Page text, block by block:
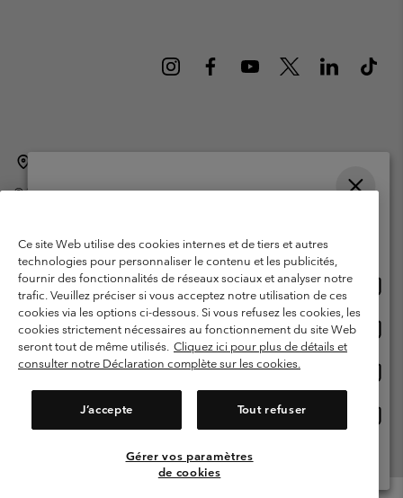
©2026Columbia Sportswear International Sarl. Avenue des Morgines, 12
Garanties Légales
Politique de confidentialité
Conditions d'utilisation - Membres
Conditions D'utilisation - Contenu généré par l'utilisateur
Impressum
Cookies
Ce site Web utilise des cookies internes et de tiers et autres
technologies pour personnaliser le contenu et les publicités,
fournir des fonctionnalités de réseaux sociaux et analyser notre
trafic. Veuillez préciser si vous acceptez notre utilisation de ces
cookies via les options ci-dessous. Si vous refusez les cookies, les
cookies strictement nécessaires au fonctionnement du site Web
seront tout de même utilisés. Cliquez ici pour plus de détails et
consulter notre Déclaration complète sur les cookies.
J’accepte Tout refuser
Gérer vos paramètres
de cookies
Achats en ligne disponibles
United States
ligne
Belgium-English
ligne
Belgium-Français
ligne
Belgium-Dutch
Voir Tous Les Pays